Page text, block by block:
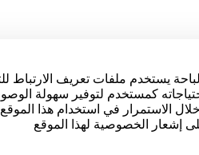
يستخدم ملفات تعريف الارتباط
كمستخدم لتوفير سهولة
الاستمرار في استخدام هذا الموقع